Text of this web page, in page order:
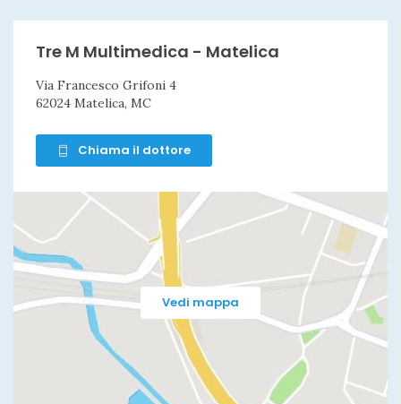
Tre M Multimedica - Matelica
Via Francesco Grifoni 4
62024 Matelica, MC
Chiama il dottore
Vedi mappa